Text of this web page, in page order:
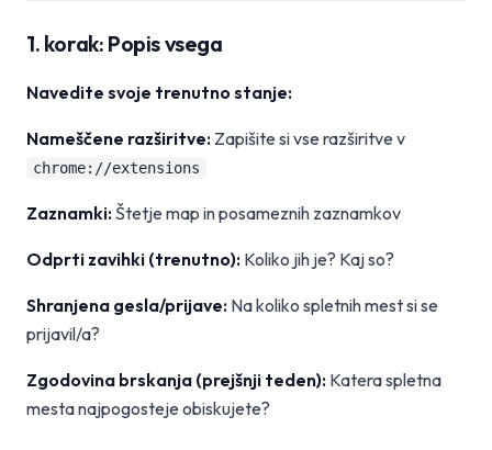
1. korak: Popis vsega
Navedite svoje trenutno stanje:
Nameščene razširitve: Zapišite si vse razširitve v
chrome://extensions
Zaznamki:Štetje map in posameznih zaznamkov
Odprti zavihki (trenutno): Koliko jih je? Kaj so?
Shranjena gesla/prijave: Na koliko spletnih mest si se
prijavil/a?
Zgodovina brskanja (prejšnji teden): Katera spletna
mesta najpogosteje obiskujete?